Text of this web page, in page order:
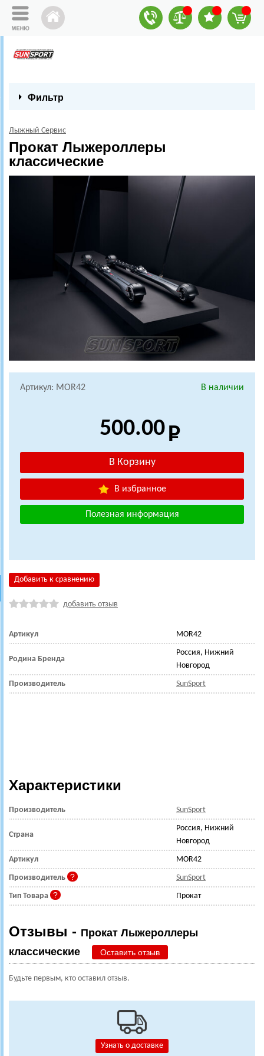
Фильтр
Лыжный Сервис
Прокат Лыжероллеры
классические
Артикул: MOR42 В наличии
500.00
В избранное
Полезная информация
Добавить к сравнению
добавить отзыв
Артикул MOR42
Родина Бренда
Россия, Нижний
Новгород
Производитель SunSport
Узнать о доставке
Характеристики
Производитель SunSport
Страна
Россия, Нижний
Новгород
Артикул MOR42
Производитель SunSport
Тип Товара Прокат
Отзывы - Прокат Лыжероллеры
классические
Оставить отзыв
Будьте первым, кто оставил отзыв.